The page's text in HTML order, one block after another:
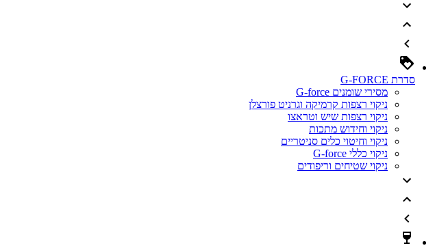
סדרת G-FORCE
מסירי שומנים G-force
ניקוי רצפות קרמיקה וגרניט פורצלן
ניקוי רצפות שיש וטראצו
ניקוי וחידוש מתכות
ניקוי וחיטוי כלים סניטריים
ניקוי כללי G-force
ניקוי שטיחים וריפודים